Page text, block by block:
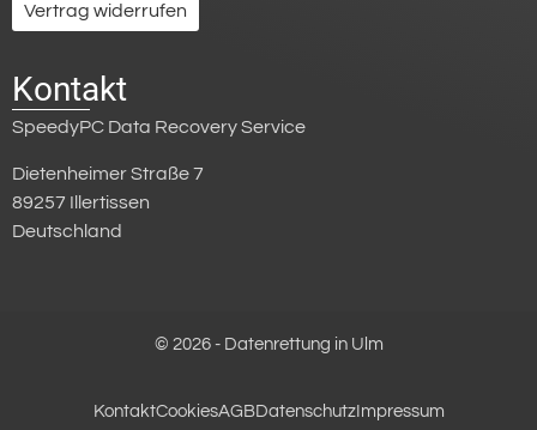
Vertrag widerrufen
Kontakt
SpeedyPC Data Recovery Service
Dietenheimer Straße 7
89257 Illertissen
Deutschland
© 2026 - Datenrettung in Ulm
KontaktCookiesAGBDatenschutzImpressum